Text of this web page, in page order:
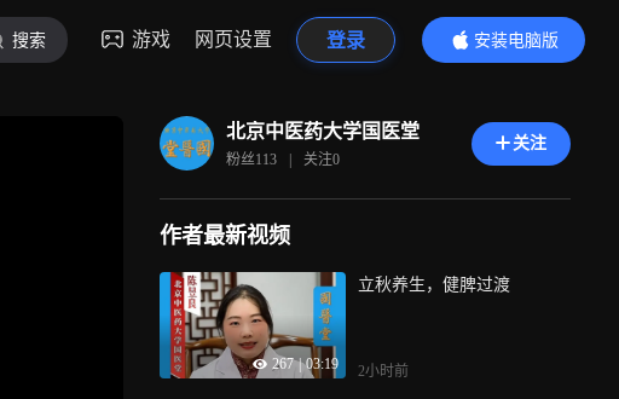
搜索 游戏 网页设置 登录
安装电脑版
内容更精彩
北京中医药大学国医堂
粉丝113 | 关注0
关注
作者最新视频
267 | 03:19
立秋养生，健脾过渡
2小时前